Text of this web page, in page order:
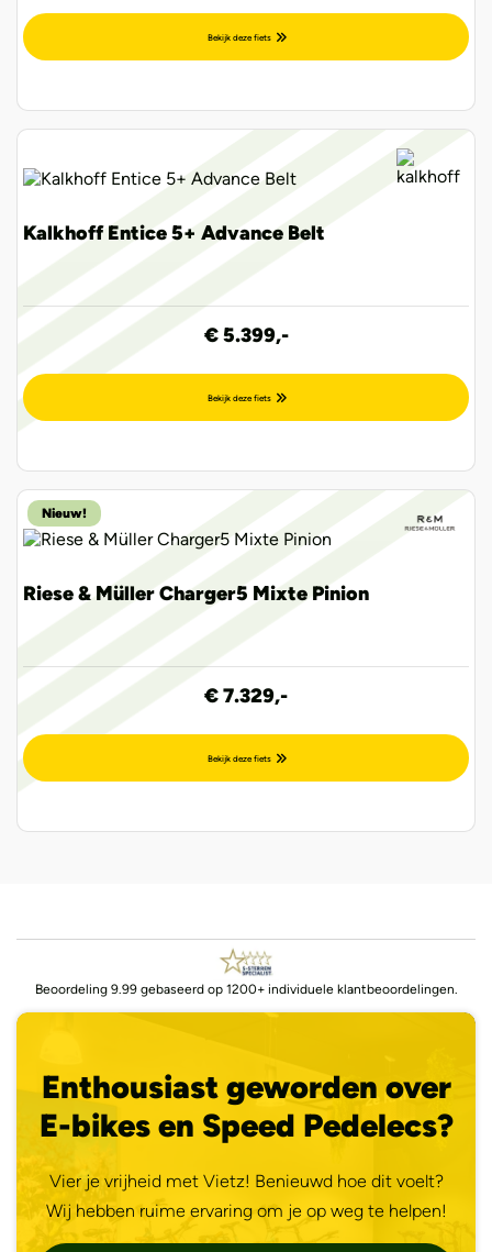
Bekijk deze fiets
Kalkhoff Entice 5+ Advance Belt
€ 5.399,-
Bekijk deze fiets
Riese & Müller Charger5 Mixte Pinion
€ 7.329,-
Bekijk deze fiets
Nieuw!
Beoordeling 9.99 gebaseerd op 1200+ individuele klantbeoordelingen.
Enthousiast geworden over
E-bikes en Speed Pedelecs?
Vier je vrijheid met Vietz! Benieuwd hoe dit voelt?
Wij hebben ruime ervaring om je op weg te helpen!